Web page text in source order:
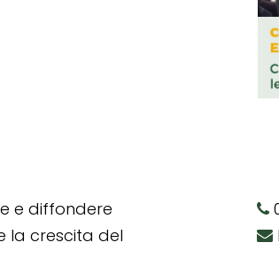
e diffondere
la crescita del